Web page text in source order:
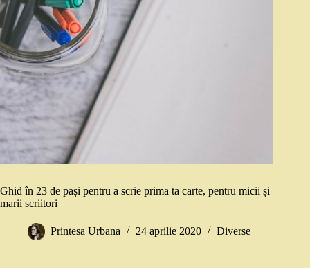
Ghid în 23 de pași pentru a scrie prima ta carte, pentru micii și
marii scriitori
Printesa Urbana 24 aprilie 2020 Diverse